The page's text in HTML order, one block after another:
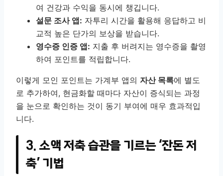
여 건강과 수익을 동시에 챙깁니다.
설문 조사 앱: 자투리 시간을 활용해 응답하고 비
교적 높은 단가의 보상을 받습니다.
영수증 인증 앱: 지출 후 버려지는 영수증을 촬영
하여 포인트를 적립합니다.
이렇게 모인 포인트는 가계부 앱의 자산 목록에 별도
로 추가하여, 현금화할 때마다 자산이 증식되는 과정
을 눈으로 확인하는 것이 동기 부여에 매우 효과적입
니다.
3. 소액 저축 습관을 기르는 ‘잔돈 저
축’ 기법